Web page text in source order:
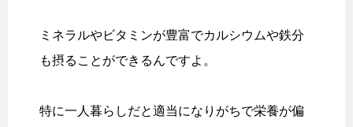
ミネラルやビタミンが豊富でカルシウムや鉄分
も摂ることができるんですよ。
特に一人暮らしだと適当になりがちで栄養が偏